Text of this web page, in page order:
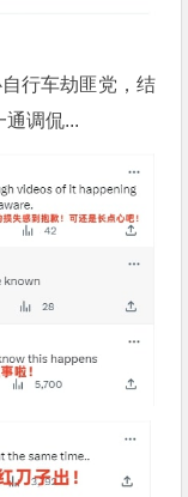
行车劫匪党，结
通调侃...